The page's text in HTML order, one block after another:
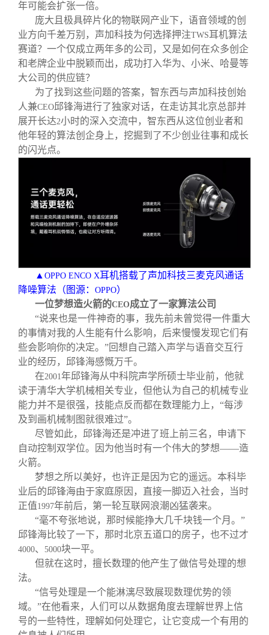
年可能会扩张一倍。
庞大且极具碎片化的物联网产业下，语音领域的创
业方向千差万别，声加科技为何选择押注TWS耳机算法
赛道？一个仅成立两年多的公司，又是如何在众多创企
和老牌企业中脱颖而出，成功打入华为、小米、哈曼等
大公司的供应链？
为了找到这些问题的答案，智东西与声加科技创始
人兼CEO 邱锋海进行了独家对话，在走访其北京总部并
展开长达2小时的深入交流中，智东西从这位创业者和
他年轻的算法创企身上，挖掘到了不少创业往事和成长
的闪光点。
▲ OPPO ENCO X耳机搭载了声加科技三麦克风通话
降噪算法（图源： OPPO）
一位梦想造火箭的CEO成立了一家算法公司
“说来也是一件神奇的事，我先前未曾觉得一件重大
的事情对我的人生能有什么影响，后来慢慢发现它们有
些会影响你的决定。”回想自己踏入声学与语音交互行
业的经历，邱锋海感慨万千。
在2001年邱锋海从中科院声学所硕士毕业前，他就
读于清华大学机械相关专业，但他认为自己的机械专业
能力并不是很强，技能点反而都在数理能力上，“每涉
及到画机械制图就很难过”。
尽管如此，邱锋海还是冲进了班上前三名，申请下
自动控制双学位。因为他当时有一个伟大的梦想——造
火箭。
梦想之所以美好，也许正是因为它的遥远。本科毕
业后的邱锋海由于家庭原因，直接一脚迈入社会，当时
正值1997年前后，第一轮互联网浪潮凶猛袭来。
“毫不夸张地说，那时候能挣大几千块钱一个月。”
邱锋海比较了一下，那时北京五道口的房子，也不过才
4000、 5000块一平。
但就在这时，擅长数理的他产生了做信号处理的想
法。
“信号处理是一个能淋漓尽致展现数理优势的领
域。”在他看来，人们可以从数据角度去理解世界上信
号的一些特性，理解如何处理它，让它变成一个有用的